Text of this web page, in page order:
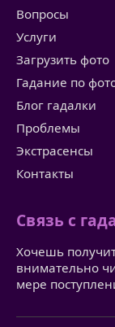
Вопросы
Услуги
Загрузить фото
Гадание по
Блог гадалки
Проблемы
Экстрасенсы
Контакты
Связь с
Хочешь
внимательно
мере